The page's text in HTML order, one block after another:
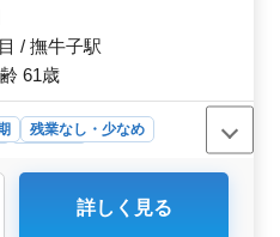
/ 撫牛子駅
61歳
残業なし・少なめ
備士
詳しく見る